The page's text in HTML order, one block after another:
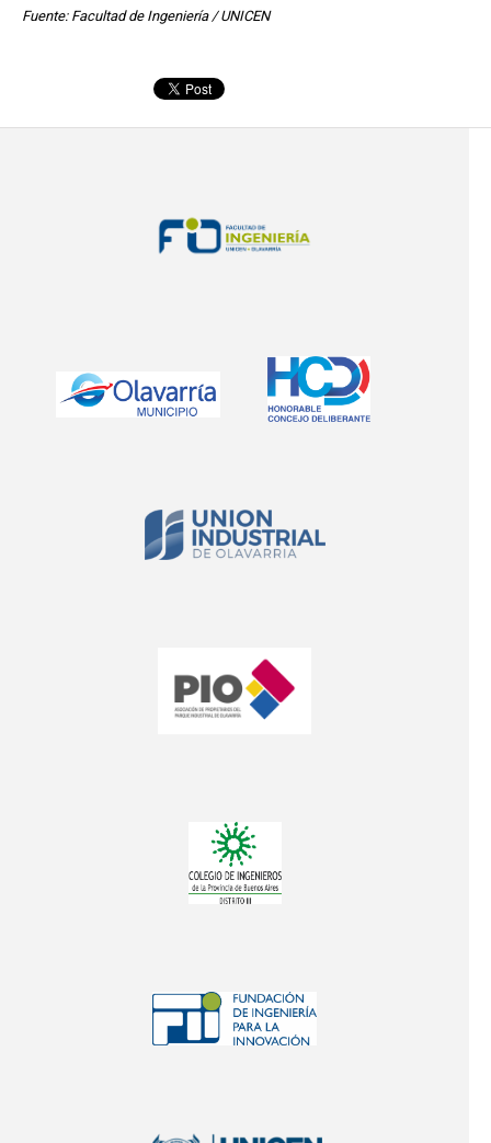
Fuente: Facultad de Ingeniería / UNICEN